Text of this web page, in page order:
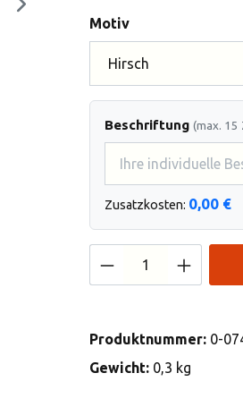
Motivauswählen
Beschriftung (max. 15
Zusatzkosten: 0,00 €
Produkt
Produktnummer: 0-
Gewicht: 0,3 kg